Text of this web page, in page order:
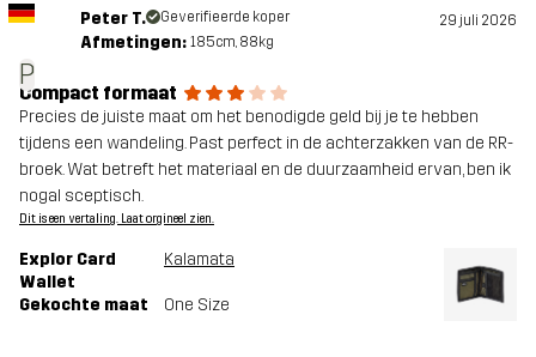
P
Peter T. Geverifieerde koper 29 juli 2026
Afmetingen: 185cm, 88kg
Compact formaat
Precies de juiste maat om het benodigde geld bij je te hebben
tijdens een wandeling. Past perfect in de achterzakken van de RR-
broek. Wat betreft het materiaal en de duurzaamheid ervan, ben ik
nogal sceptisch.
Dit is een vertaling. Laat orgineel zien.
Explor Card
Wallet
Kalamata
Gekochte maat One Size